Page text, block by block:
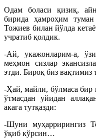
Одам боласи қизиқ,
бирида ҳамроҳим
Тожиев билан йўлда
учратиб қолдик.
-Ай, укажонларим-а,
меҳмон сизлар
этди. Бироқ биз вақтимиз
-Ҳай, майли, бўлмаса бир
ўтмасдан уйидан
акага тутқазди:
-Шуни муҳаррирингиз
ўқиб кўрсин…